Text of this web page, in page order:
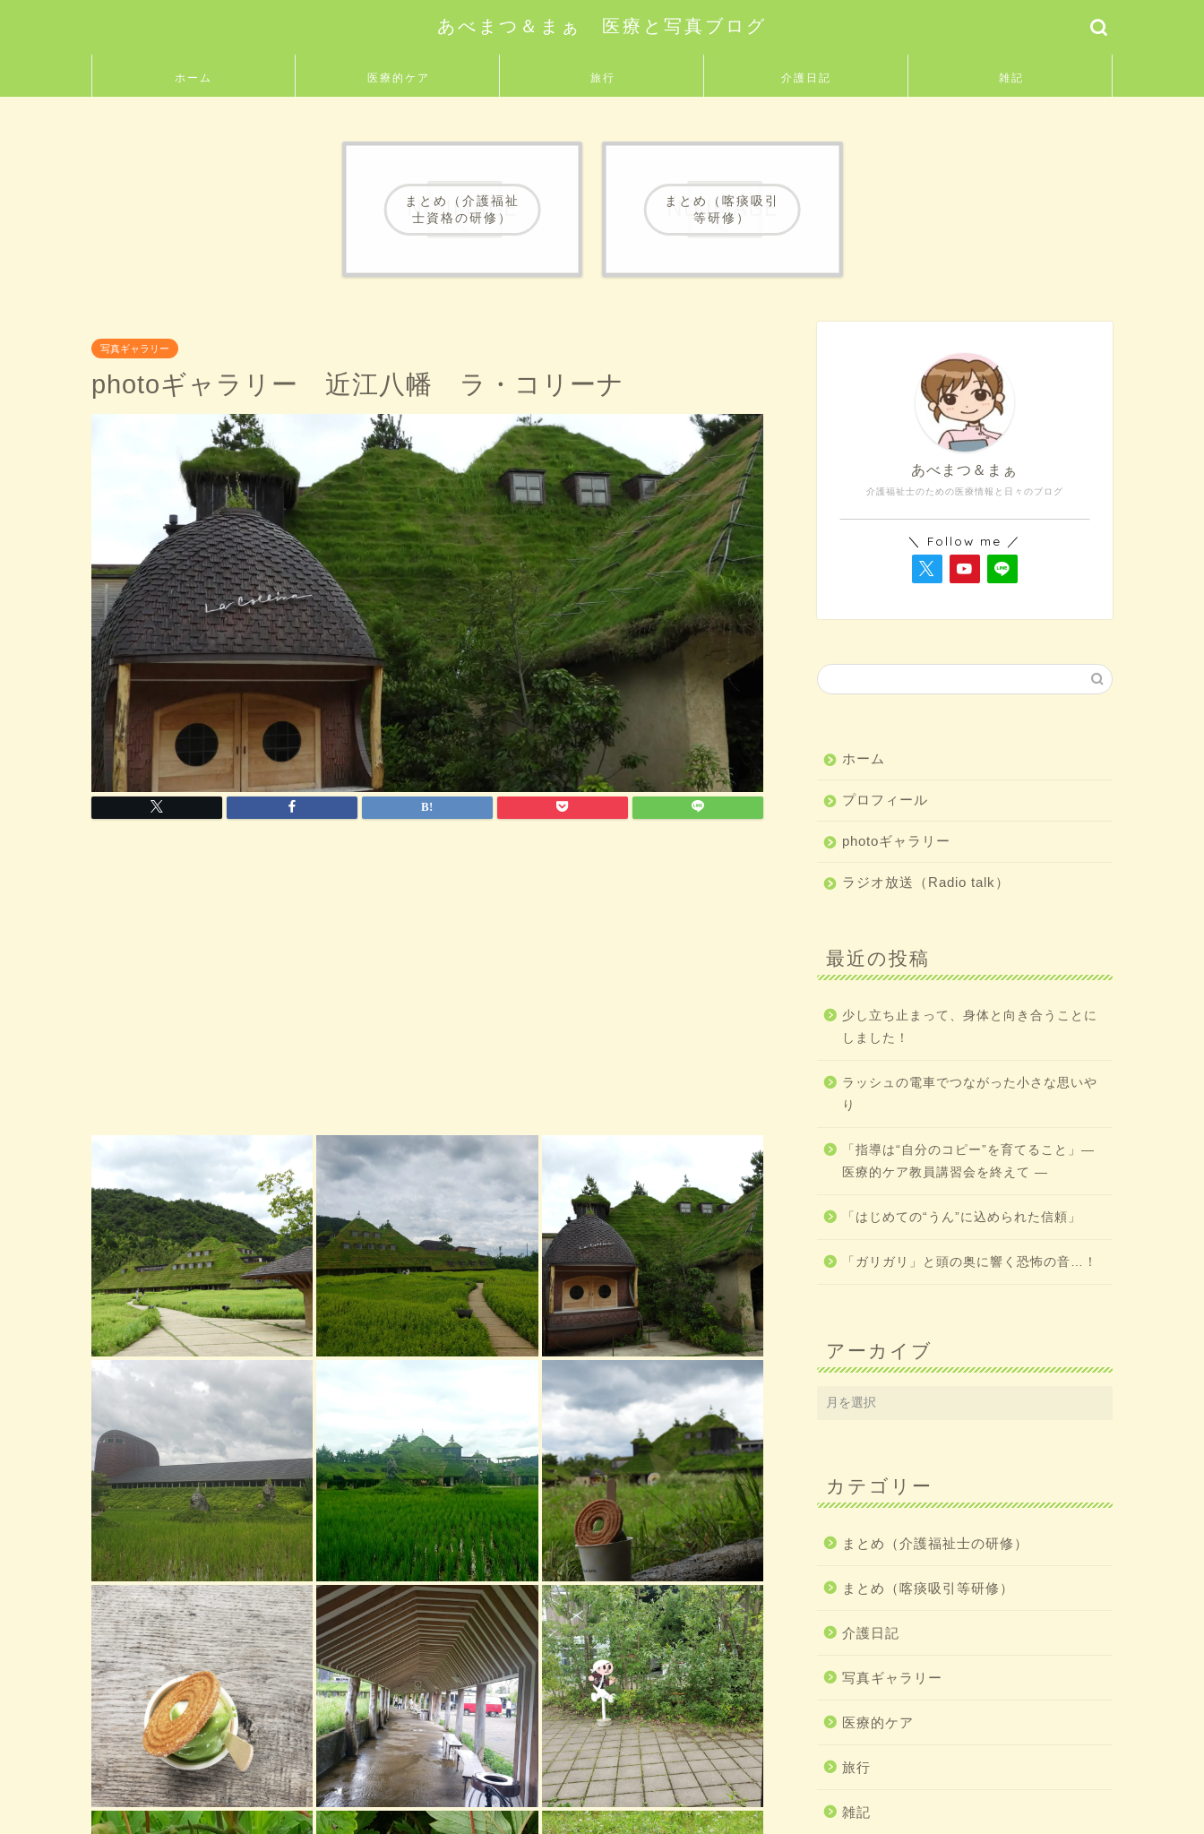
あべまつ＆まぁ 医療と写真ブログ
ホーム 医療的ケア 旅行 介護日記 雑記
まとめ（介護福祉
士資格の研修）
まとめ（喀痰吸引
等研修）
写真ギャラリー
photoギャラリー 近江八幡 ラ・コリーナ
介護福祉士のための医療情報と日々のブログ
あべまつ＆まぁ
＼ Follow me ／
ホーム
プロフィール
photoギャラリー
ラジオ放送（Radio talk）
最近の投稿
少し立ち止まって、身体と向き合うことに
しました！
ラッシュの電車でつながった小さな思いや
り
「指導は“自分のコピー”を育てること」―
医療的ケア教員講習会を終えて ―
「はじめての“うん”に込められた信頼」
「ガリガリ」と頭の奥に響く恐怖の音…！
アーカイブ
カテゴリー
まとめ（介護福祉士の研修）
まとめ（喀痰吸引等研修）
介護日記
写真ギャラリー
医療的ケア
旅行
雑記